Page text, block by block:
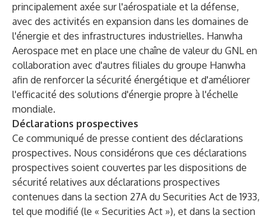
principalement axée sur l'aérospatiale et la défense,
avec des activités en expansion dans les domaines de
l'énergie et des infrastructures industrielles. Hanwha
Aerospace met en place une chaîne de valeur du GNL en
collaboration avec d'autres filiales du groupe Hanwha
afin de renforcer la sécurité énergétique et d'améliorer
l'efficacité des solutions d'énergie propre à l'échelle
mondiale.
Déclarations prospectives
Ce communiqué de presse contient des déclarations
prospectives. Nous considérons que ces déclarations
prospectives soient couvertes par les dispositions de
sécurité relatives aux déclarations prospectives
contenues dans la section 27A du Securities Act de 1933,
tel que modifié (le « Securities Act »), et dans la section